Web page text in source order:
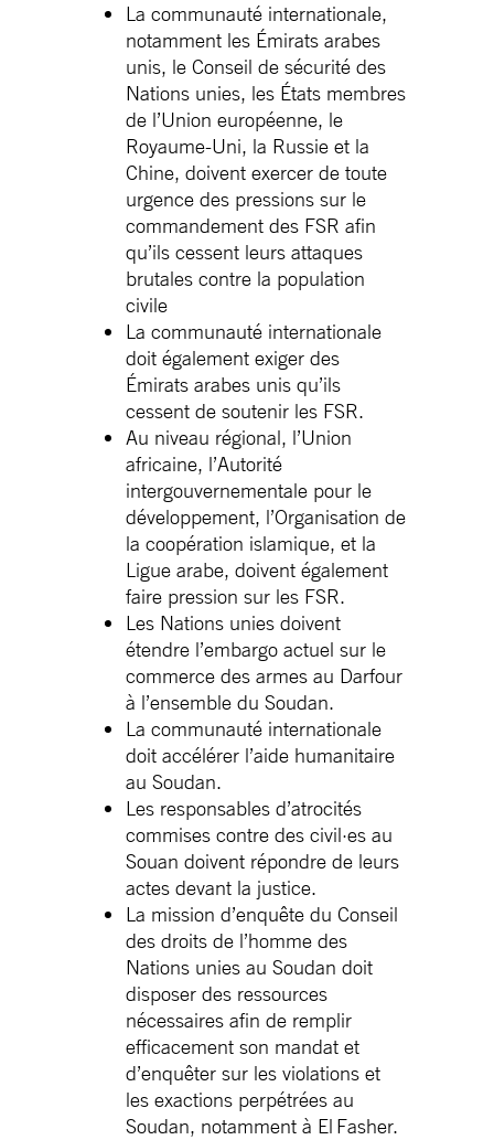
La communauté internationale,
notamment les Émirats arabes
unis, le Conseil de sécurité des
Nations unies, les États membres
de l’Union européenne, le
Royaume-Uni, la Russie et la
Chine, doivent exercer de toute
urgence des pressions sur le
commandement des FSR afin
qu’ils cessent leurs attaques
brutales contre la population
civile
La communauté internationale
doit également exiger des
Émirats arabes unis qu’ils
cessent de soutenir les FSR.
Au niveau régional, l’Union
africaine, l’Autorité
intergouvernementale pour le
développement, l’Organisation de
la coopération islamique, et la
Ligue arabe, doivent également
faire pression sur les FSR.
Les Nations unies doivent
étendre l’embargo actuel sur le
commerce des armes au Darfour
à l’ensemble du Soudan.
La communauté internationale
doit accélérer l’aide humanitaire
au Soudan.
Les responsables d’atrocités
commises contre des civil·es au
Souan doivent répondre de leurs
actes devant la justice.
La mission d’enquête du Conseil
des droits de l’homme des
Nations unies au Soudan doit
disposer des ressources
nécessaires afin de remplir
efficacement son mandat et
d’enquêter sur les violations et
les exactions perpétrées au
Soudan, notamment à El Fasher.